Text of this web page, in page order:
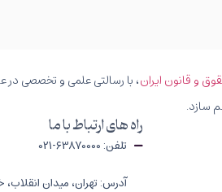
و قانون ایران، با رسالتی علمی و تخصصی در
سازد.
راه های ارتباط با ما
تلفن: 63870000-021
آدرس: تهران، میدان انقلاب،